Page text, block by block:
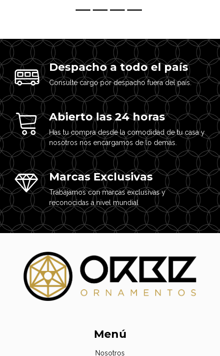
Despacho a todo el país
Consulte cargo por despacho fuera del país.
Abierto las 24 horas
Has tu compra desde la comodidad de tu casa y
nosotros nos encargamos de lo demás.
Marcas Exclusivas
Trabajamos con marcas exclusivas y
reconocidas a nivel mundial
Menú
Nosotros